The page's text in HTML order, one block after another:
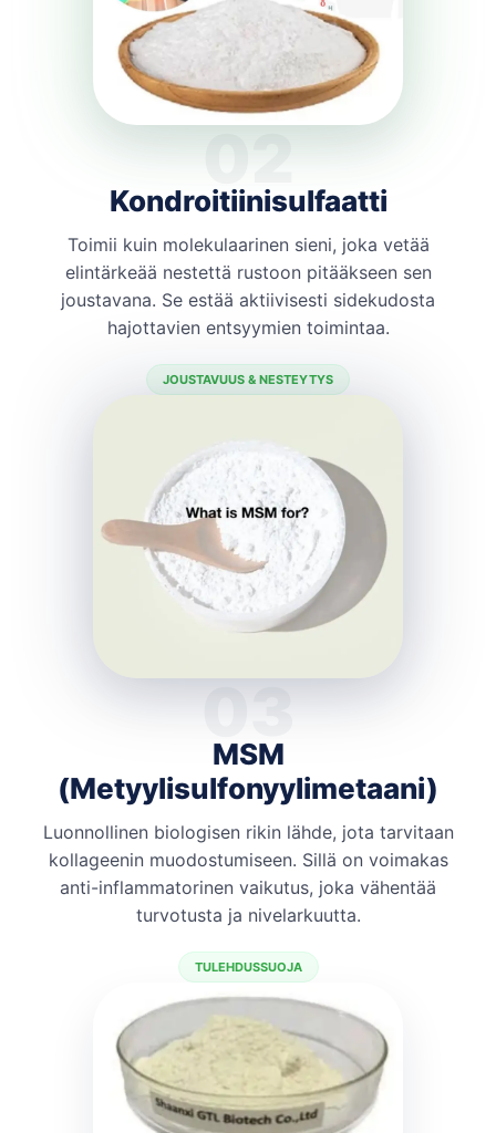
02
Kondroitiinisulfaatti
Toimii kuin molekulaarinen sieni, joka vetää
elintärkeää nestettä rustoon pitääkseen sen
joustavana. Se estää aktiivisesti sidekudosta
hajottavien entsyymien toimintaa.
JOUSTAVUUS & NESTEYTYS
03
MSM
(Metyylisulfonyylimetaani)
Luonnollinen biologisen rikin lähde, jota tarvitaan
kollageenin muodostumiseen. Sillä on voimakas
anti-inflammatorinen vaikutus, joka vähentää
turvotusta ja nivelarkuutta.
TULEHDUSSUOJA